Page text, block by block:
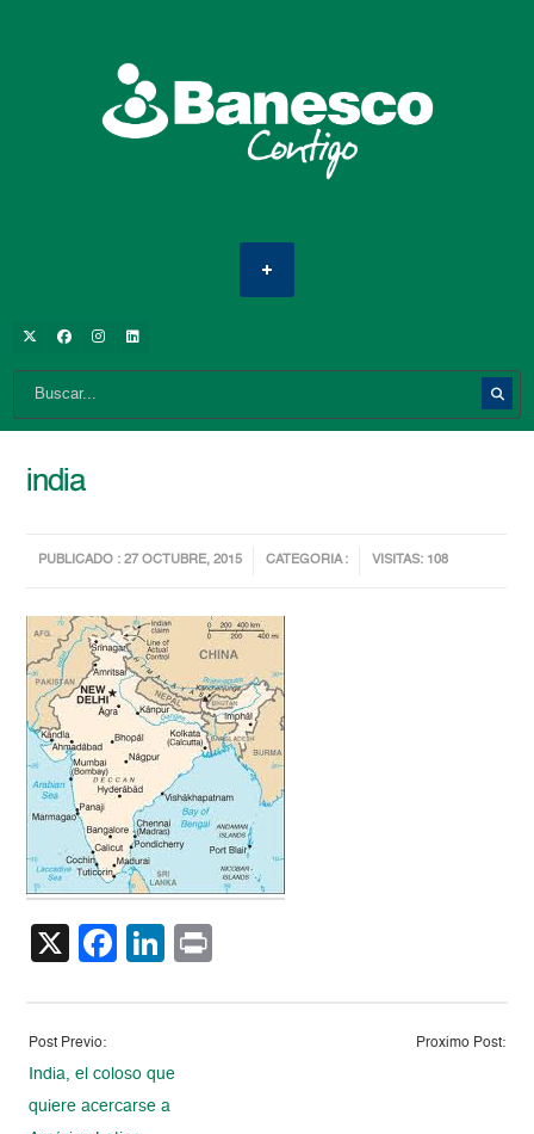
india
PUBLICADO : 27 OCTUBRE, 2015 CATEGORIA : VISITAS: 108
X Facebook
LinkedIn
Post Previo:
India, el coloso que
quiere acercarse a
Proximo Post: